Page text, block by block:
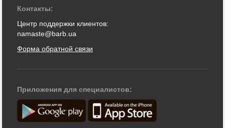
Контакты:
Центр поддержки клиентов:
namaste@barb.ua
Форма обратной связи
Приложения для специалистов: